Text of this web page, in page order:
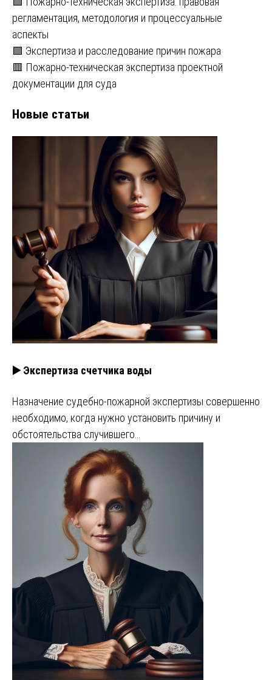
регламентация, методология и процессуальные
аспекты
🟩 Экспертиза и расследование причин пожара
🟥 Пожарно-техническая экспертиза проектной
документации для суда
Новые статьи
▶️ Экспертиза счетчика воды
Назначение судебно-пожарной экспертизы совершенно
необходимо, когда нужно установить причину и
обстоятельства случившего…